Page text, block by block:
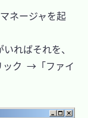
ネージャを起
ればそれを、
ック →「ファイ